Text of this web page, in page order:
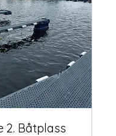
2. Båtplass